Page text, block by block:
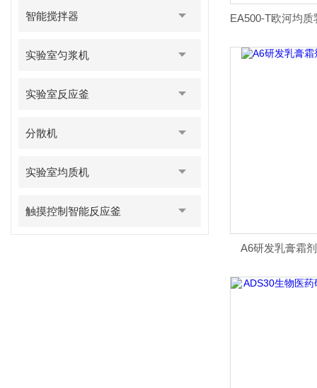
智能搅拌器
实验室匀浆机
实验室反应釜
分散机
实验室均质机
触摸控制智能反应釜
A6研发乳膏霜